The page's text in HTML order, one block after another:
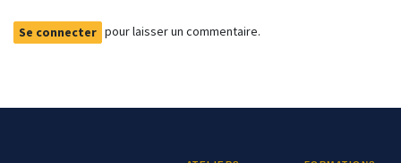
Se connecter pour laisser un commentaire.